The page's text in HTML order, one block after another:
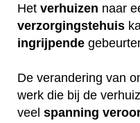
Het verhuizen naar
verzorgingstehuis
ingrijpende
De verandering van
werk die bij de
veel spanning